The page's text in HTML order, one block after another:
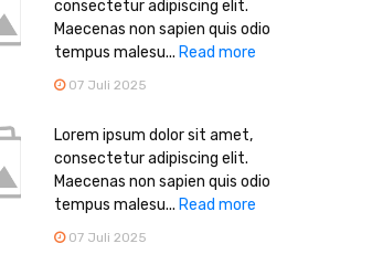
consectetur adipiscing elit.
Maecenas non sapien quis odio
tempus malesu... Read more
07 Juli 2025
Lorem ipsum dolor sit amet,
consectetur adipiscing elit.
Maecenas non sapien quis odio
tempus malesu... Read more
07 Juli 2025